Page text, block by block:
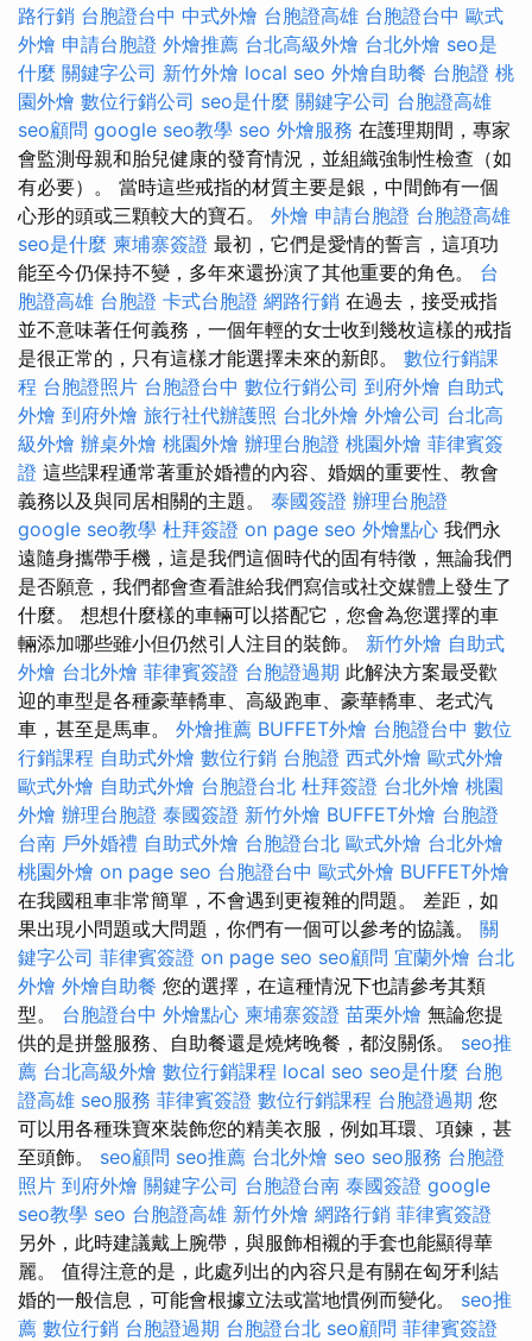
路行銷 台胞證台中 中式外燴 台胞證高雄 台胞證台中 歐式
外燴 申請台胞證 外燴推薦 台北高級外燴 台北外燴 seo是
什麼 關鍵字公司 新竹外燴 local seo 外燴自助餐 台胞證 桃
園外燴 數位行銷公司 seo是什麼 關鍵字公司 台胞證高雄
seo顧問 google seo教學 seo 外燴服務 在護理期間，專家
會監測母親和胎兒健康的發育情況，並組織強制性檢查（如
有必要）。 當時這些戒指的材質主要是銀，中間飾有一個
心形的頭或三顆較大的寶石。 外燴 申請台胞證 台胞證高雄
seo是什麼 柬埔寨簽證 最初，它們是愛情的誓言，這項功
能至今仍保持不變，多年來還扮演了其他重要的角色。 台
胞證高雄 台胞證 卡式台胞證 網路行銷 在過去，接受戒指
並不意味著任何義務，一個年輕的女士收到幾枚這樣的戒指
是很正常的，只有這樣才能選擇未來的新郎。 數位行銷課
程 台胞證照片 台胞證台中 數位行銷公司 到府外燴 自助式
外燴 到府外燴 旅行社代辦護照 台北外燴 外燴公司 台北高
級外燴 辦桌外燴 桃園外燴 辦理台胞證 桃園外燴 菲律賓簽
證 這些課程通常著重於婚禮的內容、婚姻的重要性、教會
義務以及與同居相關的主題。 泰國簽證 辦理台胞證
google seo教學 杜拜簽證 on page seo 外燴點心 我們永
遠隨身攜帶手機，這是我們這個時代的固有特徵，無論我們
是否願意，我們都會查看誰給我們寫信或社交媒體上發生了
什麼。 想想什麼樣的車輛可以搭配它，您會為您選擇的車
輛添加哪些雖小但仍然引人注目的裝飾。 新竹外燴 自助式
外燴 台北外燴 菲律賓簽證 台胞證過期 此解決方案最受歡
迎的車型是各種豪華轎車、高級跑車、豪華轎車、老式汽
車，甚至是馬車。 外燴推薦 BUFFET外燴 台胞證台中 數位
行銷課程 自助式外燴 數位行銷 台胞證 西式外燴 歐式外燴
歐式外燴 自助式外燴 台胞證台北 杜拜簽證 台北外燴 桃園
外燴 辦理台胞證 泰國簽證 新竹外燴 BUFFET外燴 台胞證
台南 戶外婚禮 自助式外燴 台胞證台北 歐式外燴 台北外燴
桃園外燴 on page seo 台胞證台中 歐式外燴 BUFFET外燴
在我國租車非常簡單，不會遇到更複雜的問題。 差距，如
果出現小問題或大問題，你們有一個可以參考的協議。 關
鍵字公司 菲律賓簽證 on page seo seo顧問 宜蘭外燴 台北
外燴 外燴自助餐 您的選擇，在這種情況下也請參考其類
型。 台胞證台中 外燴點心 柬埔寨簽證 苗栗外燴 無論您提
供的是拼盤服務、自助餐還是燒烤晚餐，都沒關係。 seo推
薦 台北高級外燴 數位行銷課程 local seo seo是什麼 台胞
證高雄 seo服務 菲律賓簽證 數位行銷課程 台胞證過期 您
可以用各種珠寶來裝飾您的精美衣服，例如耳環、項鍊，甚
至頭飾。 seo顧問 seo推薦 台北外燴 seo seo服務 台胞證
照片 到府外燴 關鍵字公司 台胞證台南 泰國簽證 google
seo教學 seo 台胞證高雄 新竹外燴 網路行銷 菲律賓簽證
另外，此時建議戴上腕帶，與服飾相襯的手套也能顯得華
麗。 值得注意的是，此處列出的內容只是有關在匈牙利結
婚的一般信息，可能會根據立法或當地慣例而變化。 seo推
薦 數位行銷 台胞證過期 台胞證台北 seo顧問 菲律賓簽證